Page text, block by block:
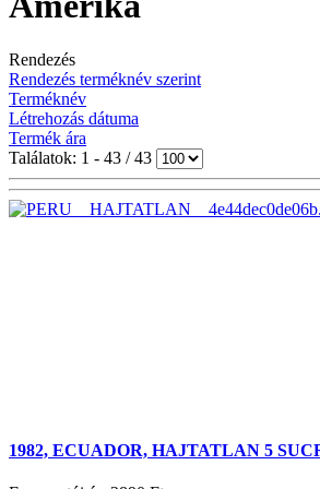
Rendezés
Rendezés terméknév szerint
Terméknév
Létrehozás dátuma
Termék ára
Találatok: 1 - 43 / 43
1982, ECUADOR, HAJTATLAN 5